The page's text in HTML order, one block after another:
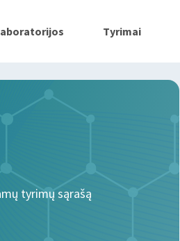
Tyrimai
tyrimų sąrašą